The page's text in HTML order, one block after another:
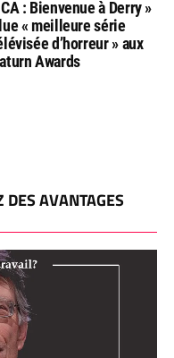
: Bienvenue à Derry »
« meilleure série
d’horreur » aux
Awards
AVANTAGES